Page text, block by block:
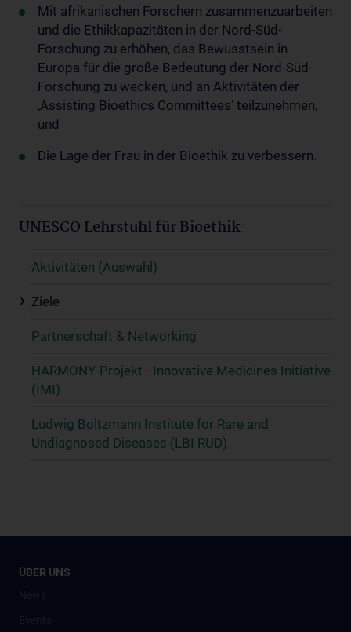
Mit afrikanischen Forschern zusammenzuarbeiten
und die Ethikkapazitäten in der Nord-Süd-
Forschung zu erhöhen, das Bewusstsein in
Europa für die große Bedeutung der Nord-Süd-
Forschung zu wecken, und an Aktivitäten der
‚Assisting Bioethics Committees’ teilzunehmen,
und
Die Lage der Frau in der Bioethik zu verbessern.
UNESCO Lehrstuhl für Bioethik
Aktivitäten (Auswahl)
Ziele
Partnerschaft & Networking
HARMONY-Projekt - Innovative Medicines Initiative
(IMI)
Ludwig Boltzmann Institute for Rare and
Undiagnosed Diseases (LBI RUD)
ÜBER UNS